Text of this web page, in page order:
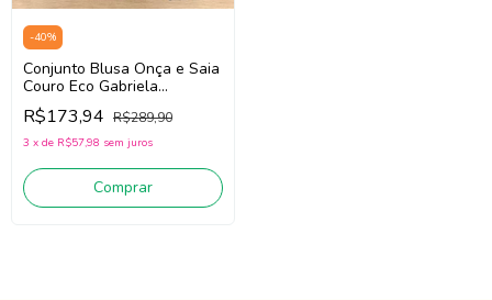
-40%
Conjunto Blusa Onça e Saia
Couro Eco Gabriela
Aquarela 261017
(Bege/Marrom/Preto)
R$173,94 R$289,90
3 x de R$57,98 sem juros
Comprar